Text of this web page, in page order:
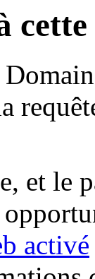
et le
activé